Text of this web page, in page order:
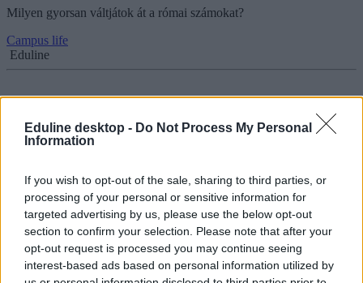
Eduline desktop - Do Not Process My Personal
Information
If you wish to opt-out of the sale, sharing to third parties, or
processing of your personal or sensitive information for
targeted advertising by us, please use the below opt-out
section to confirm your selection. Please note that after your
opt-out request is processed you may continue seeing
interest-based ads based on personal information utilized by
Milyen gyorsan váltjátok át a római számokat?
Campus life
Eduline
Friss felmérés: ennyi az átlag magyar osztálylétszám
az iskolákban
Nyilvános az OECD legfrissebb kutatása, ami a koronavírus hatásait
is elemezte – nézzük hány diák tanul egy átlagos magyar
középiskolában vagy általános iskolában, mennyit költ az oktatásra a
kormány.
Közoktatás
Eduline